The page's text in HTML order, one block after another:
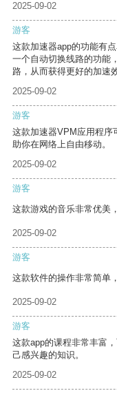
2025-09-02
游客
这款加速器app的功能有
一个自动切换线路的功能
路，从而获得更好的加速
2025-09-02
游客
这款加速器VPM应用程序
助你在网络上自由移动。
2025-09-02
游客
这款游戏的音乐非常优美
2025-09-02
游客
这款软件的操作非常简单
2025-09-02
游客
这款app的课程非常丰富
己感兴趣的知识。
2025-09-02